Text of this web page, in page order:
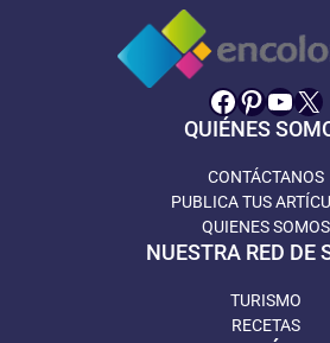
Facebook
X
QUIÉNES
CONTÁCTANOS
PUBLICA TUS
QUIENES SOMOS
NUESTRA RED DE
TURISMO
RECETAS